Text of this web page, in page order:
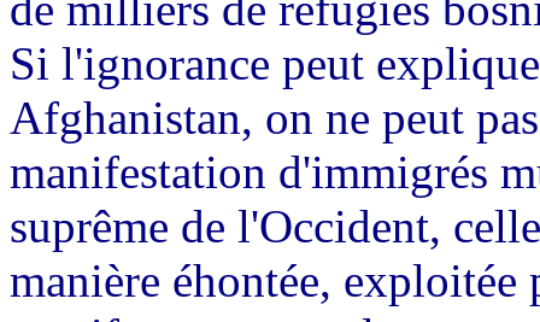
Si l'ignorance peut
Afghanistan, on ne peut
manifestation d'immigrés
suprême de l'Occident,
manière éhontée,